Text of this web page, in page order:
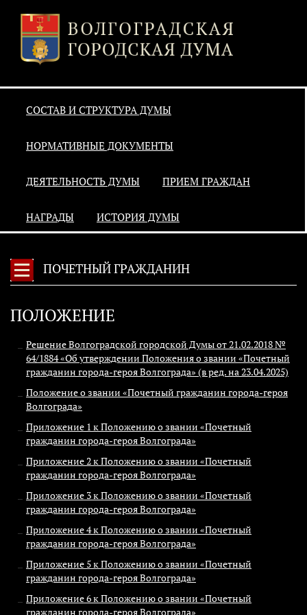
СОСТАВ И СТРУКТУРА ДУМЫ
НОРМАТИВНЫЕ ДОКУМЕНТЫ
ДЕЯТЕЛЬНОСТЬ ДУМЫ ПРИЕМ ГРАЖДАН
НАГРАДЫ ИСТОРИЯ ДУМЫ
ПОЧЕТНЫЙ ГРАЖДАНИН
ПОЛОЖЕНИЕ
Решение Волгоградской городской Думы от 21.02.2018 №
64/1884 «Об утверждении Положения о звании «Почетный
гражданин города-героя Волгограда» (в ред. на 23.04.2025)
Положение о звании «Почетный гражданин города-героя
Волгограда»
Приложение 1 к Положению о звании «Почетный
гражданин города-героя Волгограда»
Приложение 2 к Положению о звании «Почетный
гражданин города-героя Волгограда»
Приложение 3 к Положению о звании «Почетный
гражданин города-героя Волгограда»
Приложение 4 к Положению о звании «Почетный
гражданин города-героя Волгограда»
Приложение 5 к Положению о звании «Почетный
гражданин города-героя Волгограда»
Приложение 6 к Положению о звании «Почетный
гражданин города-героя Волгограда»